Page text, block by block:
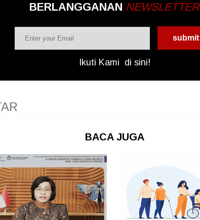
BERLANGGANAN NEWSLETTER
Ikuti Kami di sini!
BACA JUGA